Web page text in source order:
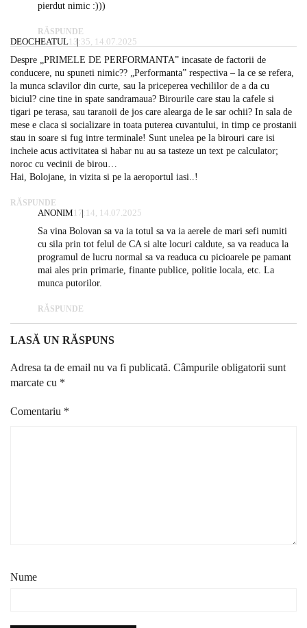
pierdut nimic :)))
RĂSPUNDE
DEOCHEATUL13:35, 14.07.2025
Despre „PRIMELE DE PERFORMANTA” incasate de factorii de
conducere, nu spuneti nimic?? „Performanta” respectiva – la ce se refera,
la munca sclavilor din curte, sau la priceperea vechililor de a da cu
biciul? cine tine in spate sandramaua? Birourile care stau la cafele si
tigari pe terasa, sau taranoii de jos care alearga de le sar ochii? In sala de
mese e claca si socializare in toata puterea cuvantului, in timp ce prostanii
stau in soare si fug intre terminale! Sunt unelea pe la birouri care isi
incheie acus activitatea si habar nu au sa tasteze un text pe calculator;
noroc cu vecinii de birou…
Hai, Bolojane, in vizita si pe la aeroportul iasi..!
RĂSPUNDE
ANONIM 17:14, 14.07.2025
Sa vina Bolovan sa va ia totul sa va ia aerele de mari sefi numiti
cu sila prin tot felul de CA si alte locuri caldute, sa va readuca la
programul de lucru normal sa va readuca cu picioarele pe pamant
mai ales prin primarie, finante publice, politie locala, etc. La
munca putorilor.
RĂSPUNDE
LASĂ UN RĂSPUNS
Adresa ta de email nu va fi publicată. Câmpurile obligatorii sunt
marcate cu *
Comentariu *
Nume